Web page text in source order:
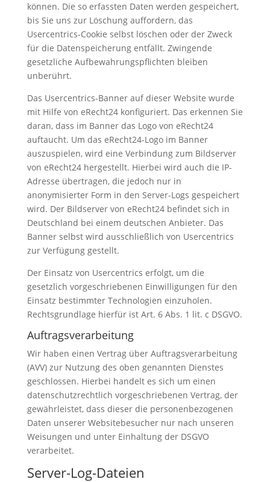
können. Die so erfassten Daten werden gespeichert,
bis Sie uns zur Löschung auffordern, das
Usercentrics-Cookie selbst löschen oder der Zweck
für die Datenspeicherung entfällt. Zwingende
gesetzliche Aufbewahrungspflichten bleiben
unberührt.
Das Usercentrics-Banner auf dieser Website wurde
mit Hilfe von eRecht24 konfiguriert. Das erkennen Sie
daran, dass im Banner das Logo von eRecht24
auftaucht. Um das eRecht24-Logo im Banner
auszuspielen, wird eine Verbindung zum Bildserver
von eRecht24 hergestellt. Hierbei wird auch die IP-
Adresse übertragen, die jedoch nur in
anonymisierter Form in den Server-Logs gespeichert
wird. Der Bildserver von eRecht24 befindet sich in
Deutschland bei einem deutschen Anbieter. Das
Banner selbst wird ausschließlich von Usercentrics
zur Verfügung gestellt.
Der Einsatz von Usercentrics erfolgt, um die
gesetzlich vorgeschriebenen Einwilligungen für den
Einsatz bestimmter Technologien einzuholen.
Rechtsgrundlage hierfür ist Art. 6 Abs. 1 lit. c DSGVO.
Auftragsverarbeitung
Wir haben einen Vertrag über Auftragsverarbeitung
(AVV) zur Nutzung des oben genannten Dienstes
geschlossen. Hierbei handelt es sich um einen
datenschutzrechtlich vorgeschriebenen Vertrag, der
gewährleistet, dass dieser die personenbezogenen
Daten unserer Websitebesucher nur nach unseren
Weisungen und unter Einhaltung der DSGVO
verarbeitet.
Server-Log-Dateien